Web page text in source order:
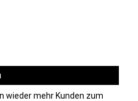
wieder mehr Kunden zum